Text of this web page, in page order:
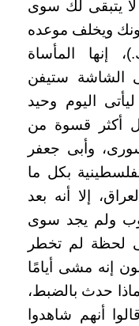
لا يتبقى لك سوى
ويخلف موعده
إنها المأساة
الشاشة ستيفن
اليوم وحيد
أكثر قسوة من
وأبى جعفر
بكل ما
إلا أنه بعد
ولم يجد سوى
لحظة لم تخطر
إنه مشى أيامًا
حدث بالضبط،
أنهم شاهدوا